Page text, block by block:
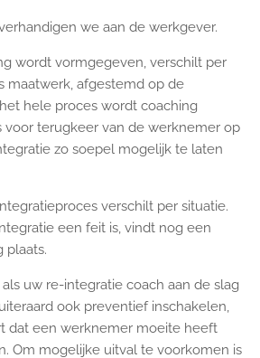
we aan de werkgever.
wordt vormgegeven, verschilt per
maatwerk, afgestemd op de
hele proces wordt coaching
voor terugkeer van de werknemer op
zo soepel mogelijk te laten
verschilt per situatie.
een feit is, vindt nog een
plaats.
uw re-integratie coach aan de slag
ook preventief inschakelen,
dat een werknemer moeite heeft
Om mogelijke uitval te voorkomen is